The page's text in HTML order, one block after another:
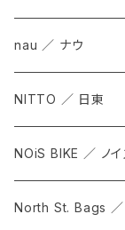
nau ／ ナウ
NITTO ／ 日東
NOiS BIKE ／ ノイ
North St. Bags ／